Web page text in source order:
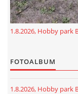
1.8.2026, Hobby park
FOTOALBUM
1.8.2026, Hobby park